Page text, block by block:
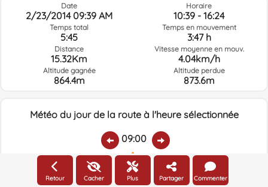
Date
2/23/2014 09:39 AM
Temps total
5:45
Distance
15.32Km
Altitude gagnée
864.4m
Horaire
10:39 - 16:24
Temps en mouvement
3:47 h
Vitesse moyenne en mouv.
4.04km/h
Altitude perdue
873.6m
Météo du jour de la route à l'heure sélectionnée
09:00
Température:
6ºC
Pluie:
0
Humidité relative:
76%
Vitesse vent:
13.6km/h
Direction vent:
Retour Cacher Plus Partager Commenter